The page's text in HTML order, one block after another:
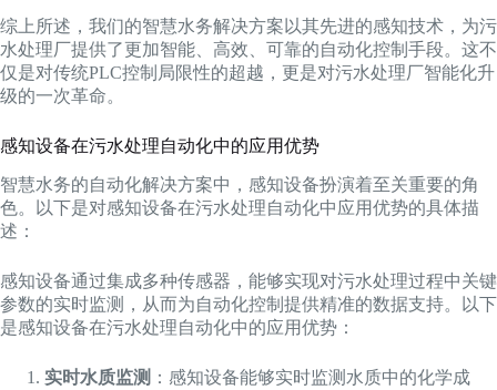
综上所述，我们的智慧水务解决方案以其先进的感知技术，为污
水处理厂提供了更加智能、高效、可靠的自动化控制手段。这不
仅是对传统PLC控制局限性的超越，更是对污水处理厂智能化升
级的一次革命。
感知设备在污水处理自动化中的应用优势
智慧水务的自动化解决方案中，感知设备扮演着至关重要的角
色。以下是对感知设备在污水处理自动化中应用优势的具体描
述：
感知设备通过集成多种传感器，能够实现对污水处理过程中关键
参数的实时监测，从而为自动化控制提供精准的数据支持。以下
是感知设备在污水处理自动化中的应用优势：
实时水质监测 ：感知设备能够实时监测水质中的化学成